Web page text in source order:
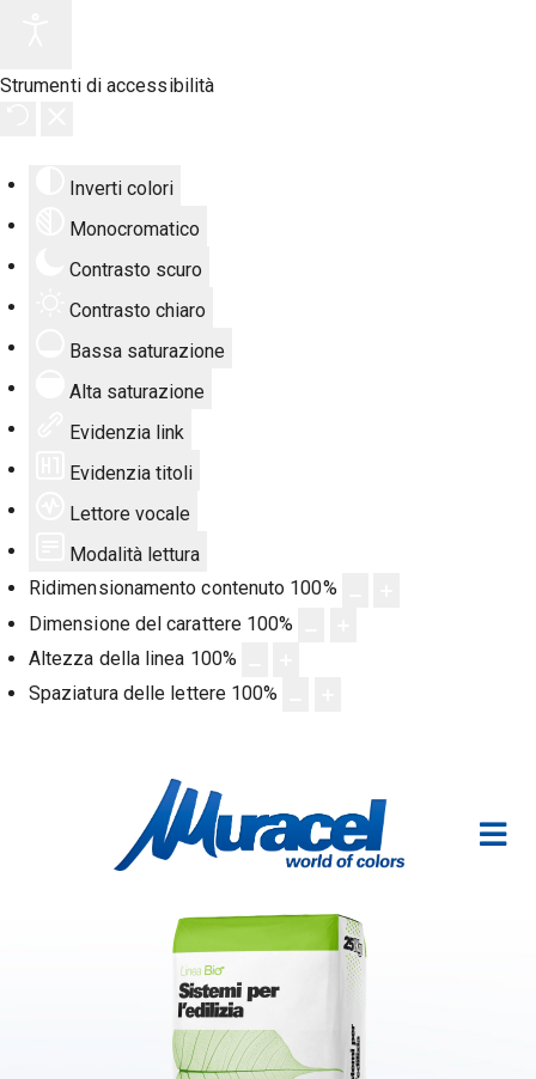
Strumenti di accessibilità
Inverti colori
Monocromatico
Contrasto scuro
Contrasto chiaro
Bassa saturazione
Alta saturazione
Evidenzia link
Evidenzia titoli
Lettore vocale
Modalità lettura
Ridimensionamento contenuto 100%
Dimensione del carattere 100%
Altezza della linea 100%
Spaziatura delle lettere 100%